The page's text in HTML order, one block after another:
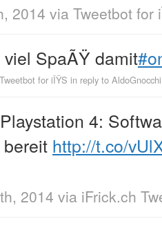
2014 via Tweetbot for
viel SpaÃŸ damit
Tweetbot for iÎŸS in reply to AldoGnocchi
4:
http://t.co/
2014 via iFrick.ch